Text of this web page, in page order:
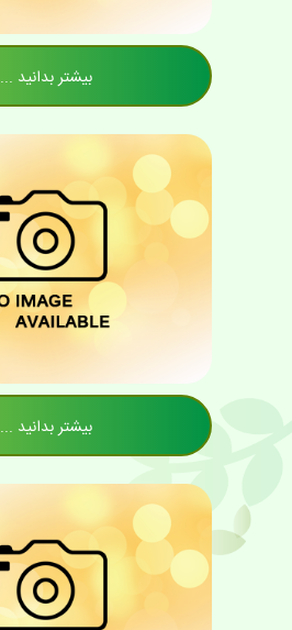
بیشتر بدانید ...
بیشتر بدانید ...